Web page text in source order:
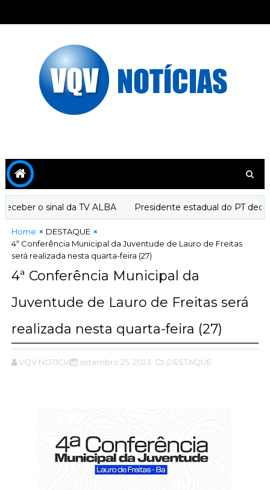
o sinal da TV ALBA Presidente estadual do PT
Home
DESTAQUE
4ª Conferência Municipal da Juventude de Lauro de Freitas
será realizada nesta quarta-feira (27)
4ª Conferência Municipal da
Juventude de Lauro de Freitas será
realizada nesta quarta-feira (27)
VQV NOTICIAS setembro 25, 2023 ,DESTAQUE